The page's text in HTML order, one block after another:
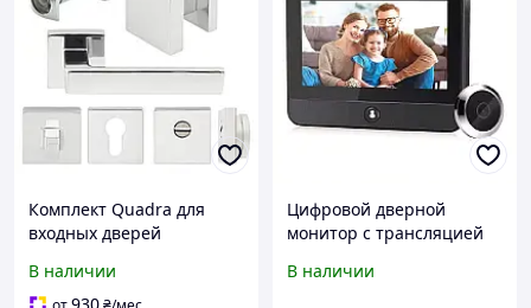
Комплект Quadra для
входных дверей
цилиндр,накладка в/
В наличии
Цифровой дверной
монитор с трансляцией
реальном времени,
В наличии